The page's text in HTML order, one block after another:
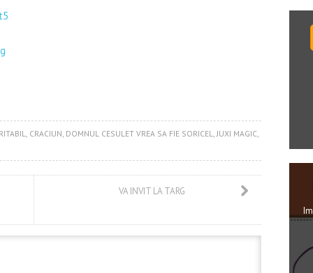
, CRACIUN, DOMNUL CESULET VREA SA FIE SORICEL,JUXI MAGIC,
VA INVIT LA TARG